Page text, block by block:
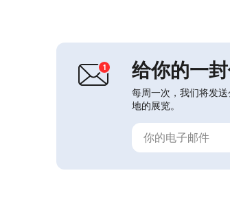
业产品的品尝。...
给你的一封
每周一次，我们将发
地的展览。